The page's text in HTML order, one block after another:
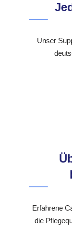
Unser
Erfahrene
die